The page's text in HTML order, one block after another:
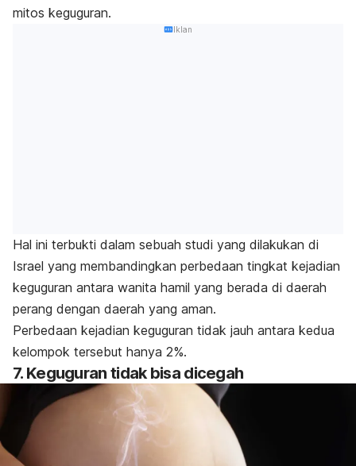
mitos keguguran.
Iklan
Hal ini terbukti dalam sebuah studi yang dilakukan di
Israel yang membandingkan perbedaan tingkat kejadian
keguguran antara wanita hamil yang berada di daerah
perang dengan daerah yang aman.
Perbedaan kejadian keguguran tidak jauh antara kedua
kelompok tersebut hanya 2%.
7. Keguguran tidak bisa dicegah